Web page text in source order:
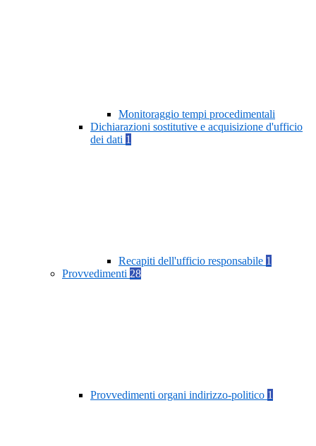
Monitoraggio tempi procedimentali
Dichiarazioni sostitutive e acquisizione d'ufficio
dei dati 1
Recapiti dell'ufficio responsabile 1
Provvedimenti 28
Provvedimenti organi indirizzo-politico 1